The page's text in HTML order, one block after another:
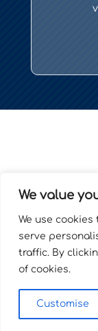
We value
We use
serve
traffic. By
of cookies.
Customise